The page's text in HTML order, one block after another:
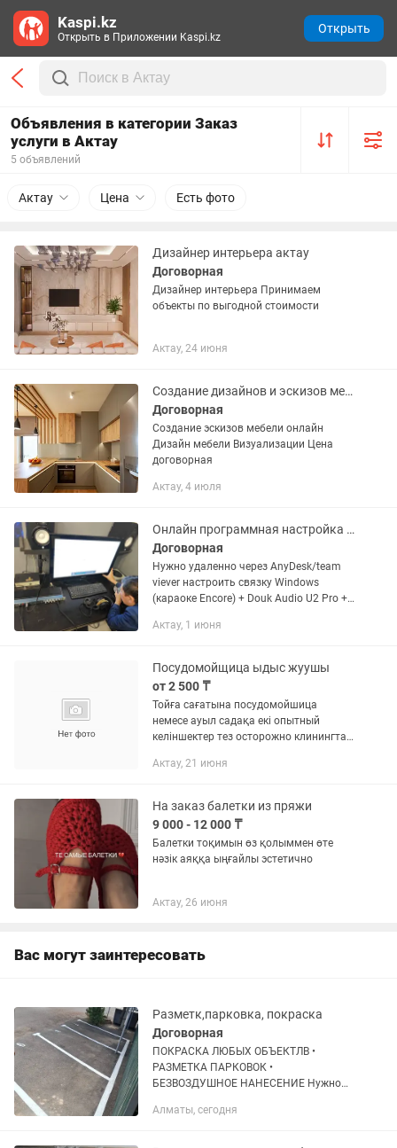
Объявления в категории Заказ
услуги в Актау
5 объявлений
Актау Цена Есть фото
Дизайнер интерьера актау
Договорная
Дизайнер интерьера Принимаем
объекты по выгодной стоимости
Актау, 24 июня
Создание дизайнов и эскизов мебели любой сложности онлайн
Договорная
Создание эскизов мебели онлайн
Дизайн мебели Визуализации Цена
договорная
Актау, 4 июля
Онлайн программная настройка звукового оборудования
Договорная
Нужно удаленно через AnyDesk/team
viever настроить связку Windows
(караоке Encore) + Douk Audio U2 Pro +
работы без задержки»
Актау, 1 июня
Посудомойщица ыдыс жуушы
от 2 500 ₸
Тойға сағатына посудомойшица
немесе ауыл садақа екі опытный
келіншектер тез осторожно клинингтан
Актау, 21 июня
На заказ балетки из пряжи
9 000 - 12 000 ₸
Балетки тоқимын өз қолыммен өте
нәзік аяққа ыңғайлы эстетично
Актау, 26 июня
Вас могут заинтересовать
Разметк,парковка, покраска
Договорная
ПОКРАСКА ЛЮБЫХ ОБЪЕКТЛВ •
РАЗМЕТКА ПАРКОВОК •
БЕЗВОЗДУШНОЕ НАНЕСЕНИЕ Нужно
объект без валиков, кистей и лишних
Алматы, сегодня
Kaspi.kz
Открыть в Приложении Kaspi.kz
Открыть